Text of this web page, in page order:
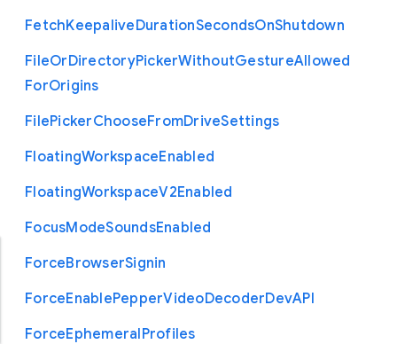
FetchKeepaliveDurationSecondsOnShutdown
FileOrDirectoryPickerWithoutGestureAllowed
ForOrigins
FilePickerChooseFromDriveSettings
FloatingWorkspaceEnabled
FloatingWorkspaceV2Enabled
FocusModeSoundsEnabled
ForceBrowserSignin
ForceEnablePepperVideoDecoderDevAPI
ForceEphemeralProfiles